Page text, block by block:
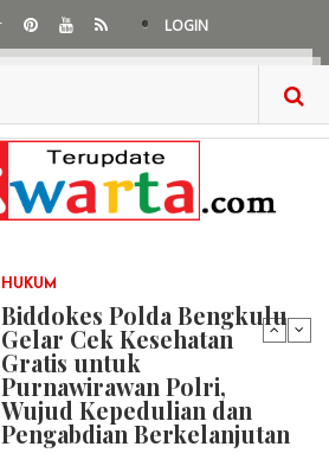
LOGIN
HUKUM
Biddokes Polda Bengkulu
Gelar Cek Kesehatan
Gratis untuk
Purnawirawan Polri,
Wujud Kepedulian dan
Pengabdian Berkelanjutan